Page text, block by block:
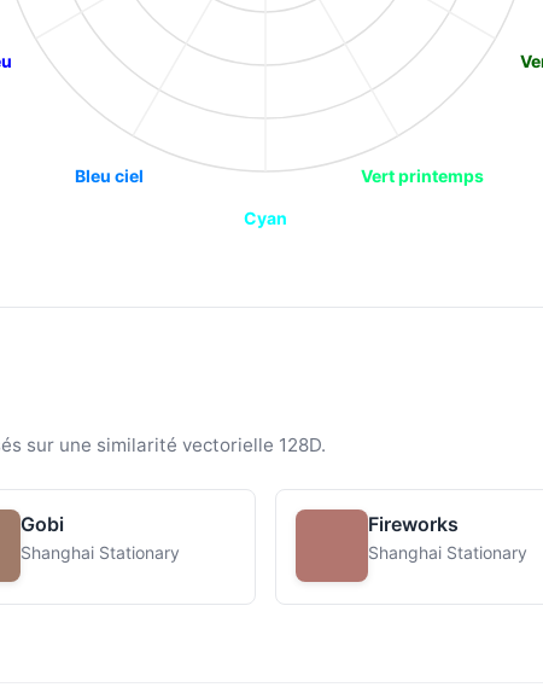
Vert printemps
Cyan
Bleu ciel
sur une similarité vectorielle 128D.
Gobi
Shanghai Stationary
Fireworks
Shanghai Stationary